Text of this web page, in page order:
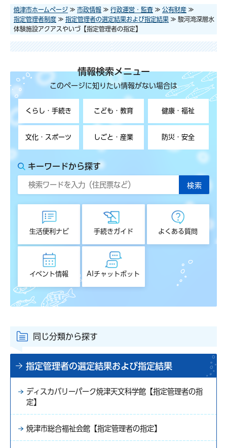
焼津市ホームページ ≫ 市政情報 ≫ 行政運営・監査 ≫ 公有財産 ≫
指定管理者制度 ≫ 指定管理者の選定結果および指定結果 ≫ 駿河湾深層水
体験施設アクアスやいづ【指定管理者の指定】
情報検索メニュー
このページに知りたい情報がない場合は
くらし・手続き こども・教育 健康・福祉
文化・スポーツ しごと・産業 防災・安全
キーワードから探す
生活便利ナビ 手続きガイド よくある質問
イベント情報 AIチャットボット
同じ分類から探す
指定管理者の選定結果および指定結果
ディスカバリーパーク焼津天文科学館【指定管理者の指
定】
焼津市総合福祉会館【指定管理者の指定】